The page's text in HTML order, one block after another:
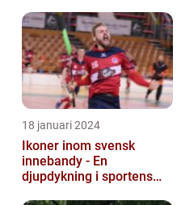
18 januari 2024
Ikoner inom svensk
innebandy - En
djupdykning i sportens